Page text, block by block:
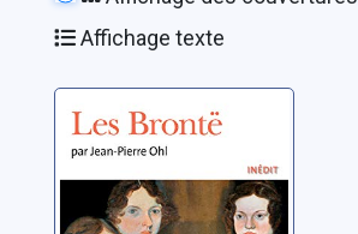
Affichage texte
Les Brontë
Ohl, Jean-Pierre